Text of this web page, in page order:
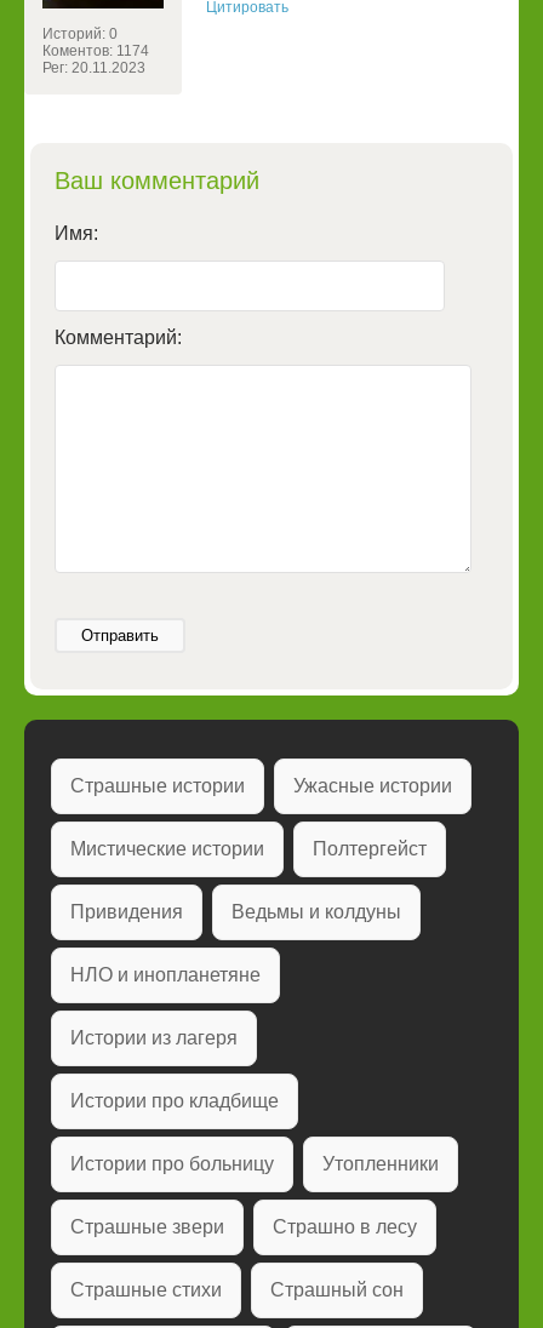
Историй: 0
Коментов: 1174
Рег: 20.11.2023
Цитировать
Ваш комментарий
Имя:
Комментарий:
Отправить
Страшные истории Ужасные истории
Мистические истории Полтергейст
Привидения Ведьмы и колдуны
НЛО и инопланетяне
Истории из лагеря
Истории про кладбище
Истории про больницу Утопленники
Страшные звери Страшно в лесу
Страшные стихи Страшный сон